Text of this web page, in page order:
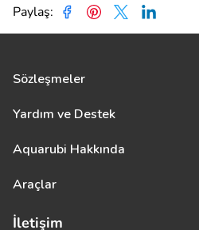
Paylaş:
Sözleşmeler
Yardım ve Destek
Aquarubi Hakkında
Araçlar
İletişim